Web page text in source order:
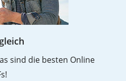
sind die besten Online